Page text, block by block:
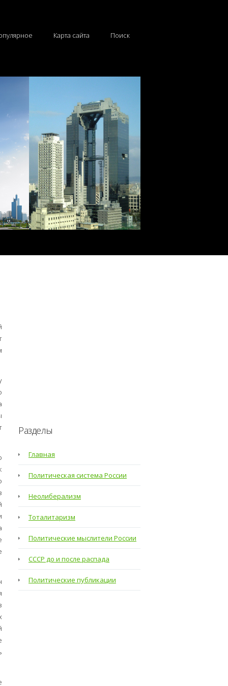
Карта сайта Поиск
Разделы
Главная
Политическая система России
Неолиберализм
Тоталитаризм
Политические мыслители России
СССР до и после распада
Политические публикации